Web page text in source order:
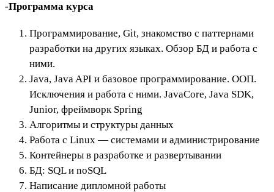
-Программа курса
Программирование, Git, знакомство с паттернами
разработки на других языках. Обзор БД и работа с
ними.
Java, Java API и базовое программирование. ООП.
Исключения и работа с ними. JavaCore, Java SDK,
Junior, фреймворк Spring
Алгоритмы и структуры данных
Работа с Linux — системами и администрирование
Контейнеры в разработке и развертывании
БД: SQL и noSQL
Написание дипломной работы